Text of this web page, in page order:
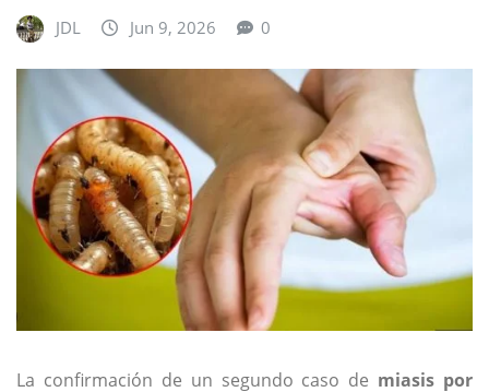
JDL Jun 9, 2026 0
La confirmación de un segundo caso de miasis por